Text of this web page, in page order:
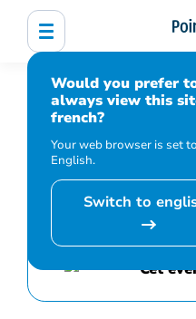
Would you prefer
always view this
french?
Your web browser is set
English.
Switch to
Accueil
Bibliothèque,
Programmation et inscription
et activités
Bridge –
Cet